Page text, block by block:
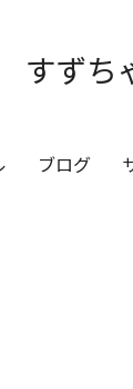
すずち
ブログ